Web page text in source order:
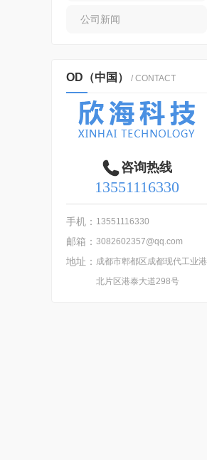
公司新闻
OD（中国） / CONTACT
咨询热线
13551116330
手机： 13551116330
邮箱： 3082602357@qq.com
地址： 成都市郫都区成都现代工业港
北片区港泰大道298号